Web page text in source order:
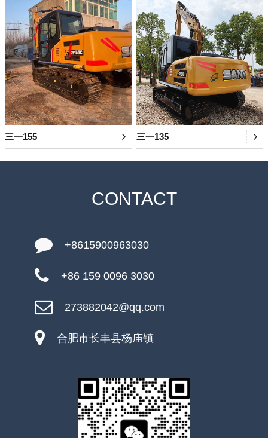
三一155 三一135
CONTACT
+8615900963030
+86 159 0096 3030
273882042@qq.com
合肥市长丰县杨庙镇